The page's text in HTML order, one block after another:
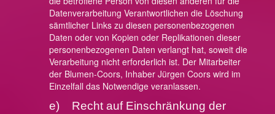
Datenverarbeitung Verantwortlichen die Löschung
sämtlicher Links zu diesen personenbezogenen
Daten oder von Kopien oder Replikationen dieser
personenbezogenen Daten verlangt hat, soweit die
Verarbeitung nicht erforderlich ist. Der Mitarbeiter
der Blumen-Coors, Inhaber Jürgen Coors wird im
Einzelfall das Notwendige veranlassen.
e) Recht auf Einschränkung der